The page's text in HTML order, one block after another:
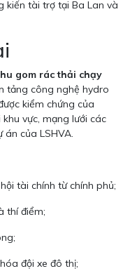
kiến tài trợ tại Ba Lan và
gom rác thải chạy
tảng công nghệ hydro
kiểm chứng của
vực, mạng lưới các
của LSHVA.
tài chính từ chính phủ;
thí điểm;
đội xe đô thị;